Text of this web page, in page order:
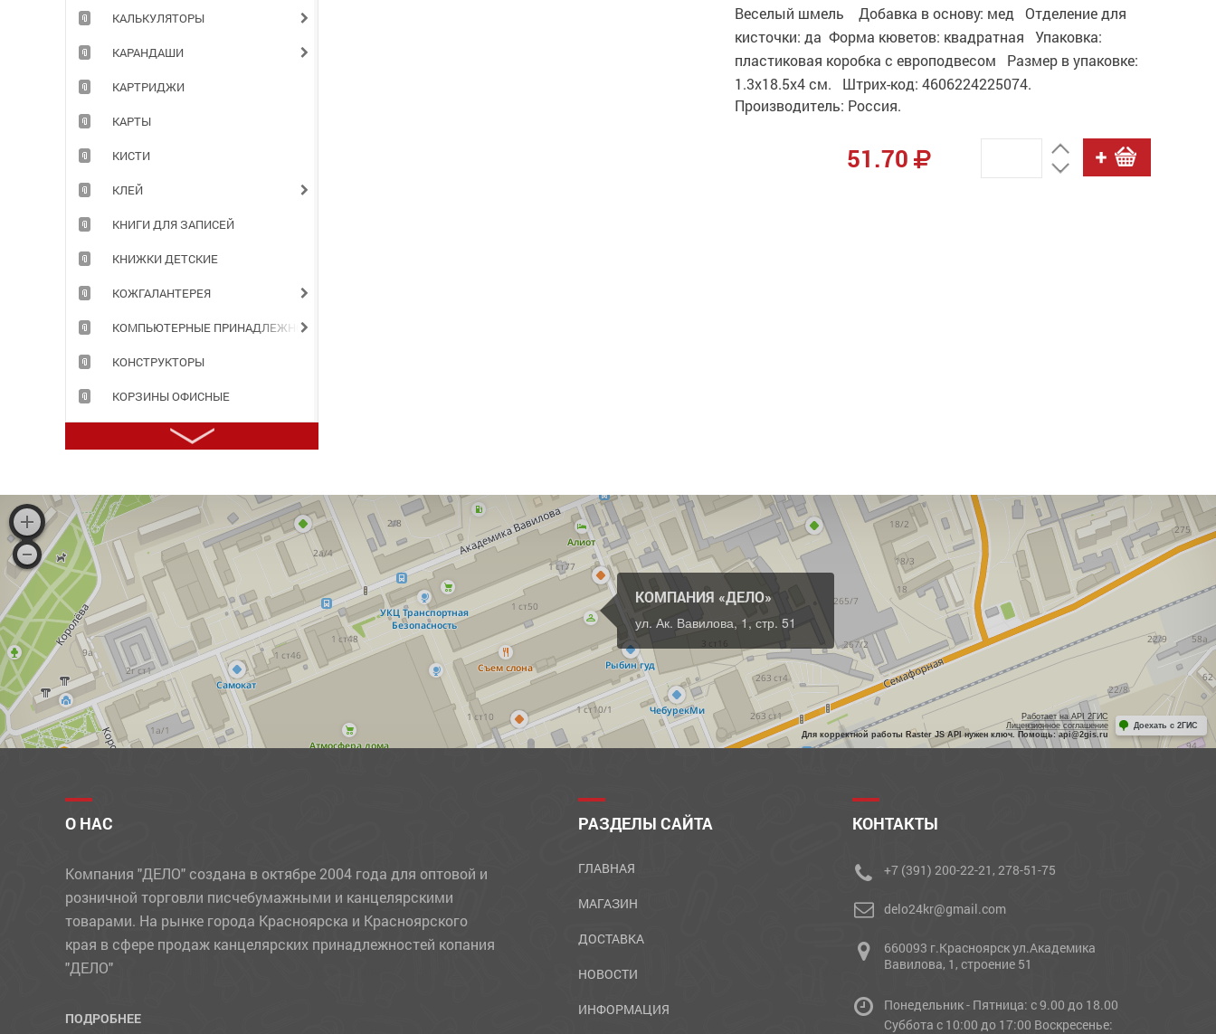
КАЛЬКУЛЯТОРЫ
КАРАНДАШИ
КАРТРИДЖИ
КАРТЫ
КИСТИ
КЛЕЙ
КНИГИ ДЛЯ ЗАПИСЕЙ
КНИЖКИ ДЕТСКИЕ
КОЖГАЛАНТЕРЕЯ
КОМПЬЮТЕРНЫЕ ПРИНАДЛЕЖНОСТИ
КОНСТРУКТОРЫ
КОРЗИНЫ ОФИСНЫЕ
КОРОБА АРХИВНЫЕ
КРАСКИ ДЛЯ ТВОРЧЕСТВА
ЛАМИНАТОРЫ И РАСХОДНЫЕ МАТЕРИАЛЫ
ЛАСТИКИ
МАРКЕРЫ, ТЕКСТОВЫДЕЛИТЕЛИ
МЕЛКИ
МЕЛКИЕ КАНЦЕЛЯРСКИЕ ПРИНАДЛЕЖНОСТИ
НАБОРЫ ДЕТСКИЕ
НАБОРЫ ОФИСНЫЕ
НОЖНИЦЫ
ОБЛОЖКИ
ОТКРЫТКИ
ПАПКИ
Веселый шмель Добавка в основу: мед Отделение для
кисточки: да Форма кюветов: квадратная Упаковка:
пластиковая коробка с европодвесом Размер в упаковке:
1.3x18.5x4 см. Штрих-код: 4606224225074.
Производитель: Россия.
51.70
КОМПАНИЯ «ДЕЛО»
ул. Ак. Вавилова, 1, стр. 51
Работает на API 2ГИС
Лицензионное соглашение
Для корректной работы Raster JS API нужен ключ. Помощь: api@2gis.ru
Доехать с 2ГИС
О НАС
Компания "ДЕЛО" создана в октябре 2004 года для оптовой и
розничной торговли писчебумажными и канцелярскими
товарами. На рынке города Красноярска и Красноярского
края в сфере продаж канцелярских принадлежностей копания
"ДЕЛО"
ПОДРОБНЕЕ
РАЗДЕЛЫ САЙТА
ГЛАВНАЯ
МАГАЗИН
ДОСТАВКА
НОВОСТИ
ИНФОРМАЦИЯ
КОНТАКТЫ
+7 (391) 200-22-21, 278-51-75
delo24kr@gmail.com
660093 г.Красноярск ул.Академика
Вавилова, 1, строение 51
Понедельник - Пятница: с 9.00 до 18.00
Cуббота с 10:00 до 17:00 Воскресенье: